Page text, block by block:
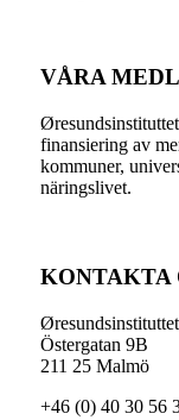
VÅRA
finansiering av
kommuner,
näringslivet.
KONTAKTA
Øresundsinstituttet
Östergatan 9B
211 25 Malmö
+46 (0) 40 30 56